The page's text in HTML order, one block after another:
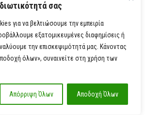
σας
για να βελτιώσουμε την εμπειρία
εξατομικευμένες διαφημίσεις ή
την επισκεψιμότητά μας. Κάνοντας
όλων», συναινείτε στη χρήση των
Απόρριψη Όλων Αποδοχή Όλων
ΓΙΏΡΓΟΣ
ΤΣΊΠΡΑΣ
ΑΠΌ
ΤΟ
ΣΥΡΙΖΑ
βουλευτής του κόμματος
γνωστό πριν από λίγο ότι
Όπως γνωστοποιεί σε […]